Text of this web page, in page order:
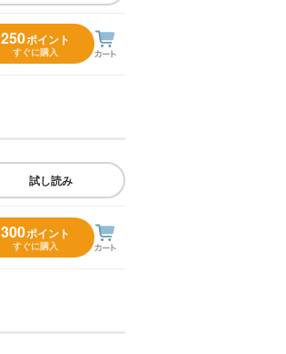
250ポイント
すぐに購入
試し読み
300ポイント
すぐに購入